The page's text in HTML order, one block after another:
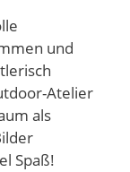
und
Atelier
als
Spaß!